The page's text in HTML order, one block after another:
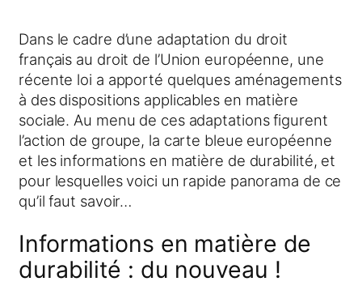
Dans le cadre d’une adaptation du droit
français au droit de l’Union européenne, une
récente loi a apporté quelques aménagements
à des dispositions applicables en matière
sociale. Au menu de ces adaptations figurent
l’action de groupe, la carte bleue européenne
et les informations en matière de durabilité, et
pour lesquelles voici un rapide panorama de ce
qu’il faut savoir…
Informations en matière de
durabilité : du nouveau !